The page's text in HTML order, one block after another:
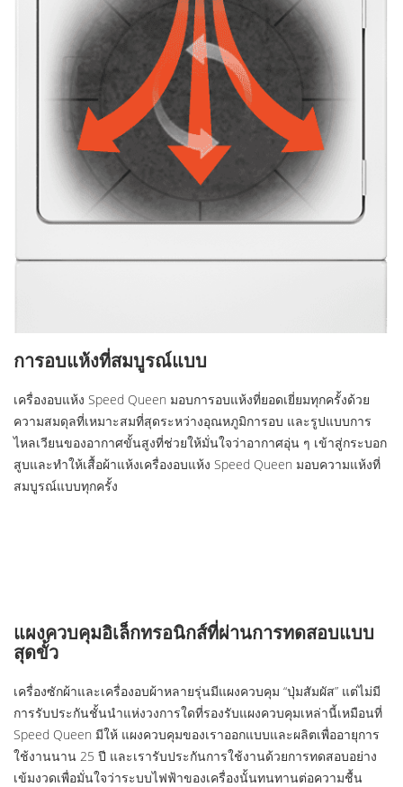
การอบแห้งที่สมบูรณ์แบบ
เครื่องอบแห้ง Speed ​​Queen มอบการอบแห้งที่ยอดเยี่ยมทุกครั้งด้วย
ความสมดุลที่เหมาะสมที่สุดระหว่างอุณหภูมิการอบ และรูปแบบการ
ไหลเวียนของอากาศขั้นสูงที่ช่วยให้มั่นใจว่าอากาศอุ่น ๆ เข้าสู่กระบอก
สูบและทำให้เสื้อผ้าแห้งเครื่องอบแห้ง Speed ​​Queen มอบความแห้งที่
สมบูรณ์แบบทุกครั้ง
แผงควบคุมอิเล็กทรอนิกส์ที่ผ่านการทดสอบแบบ
สุดขั้ว
เครื่องซักผ้าและเครื่องอบผ้าหลายรุ่นมีแผงควบคุม “ปุ่มสัมผัส” แต่ไม่มี
การรับประกันชั้นนำแห่งวงการใดที่รองรับแผงควบคุมเหล่านี้เหมือนที่
Speed Queen มีให้ แผงควบคุมของเราออกแบบและผลิตเพื่ออายุการ
ใช้งานนาน 25 ปี และเรารับประกันการใช้งานด้วยการทดสอบอย่าง
เข้มงวดเพื่อมั่นใจว่าระบบไฟฟ้าของเครื่องนั้นทนทานต่อความชื้น